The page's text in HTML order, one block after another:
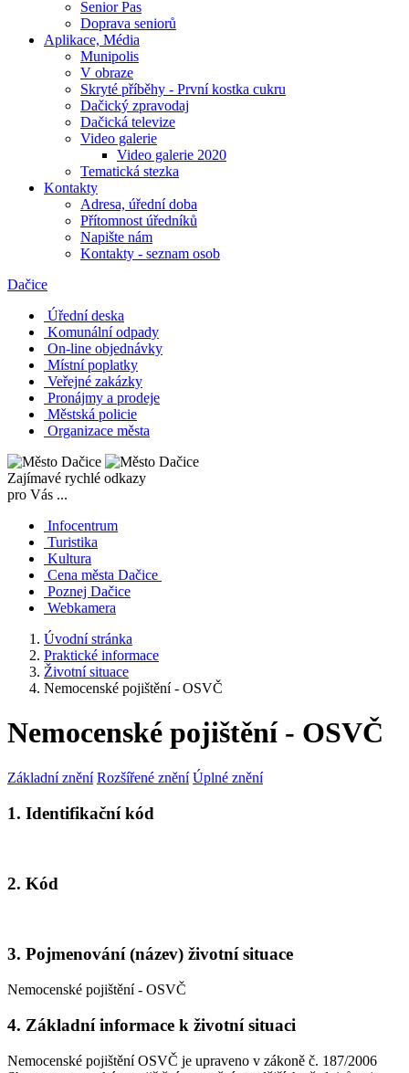
Senior Pas
Doprava seniorů
Aplikace, Média
Munipolis
V obraze
Skryté příběhy - První kostka cukru
Dačický zpravodaj
Dačická televize
Video galerie
Video galerie 2020
Tematická stezka
Kontakty
Adresa, úřední doba
Přítomnost úředníků
Napište nám
Kontakty - seznam osob
Dačice
Úřední deska
Komunální odpady
On-line objednávky
Místní poplatky
Veřejné zakázky
Pronájmy a prodeje
Městská policie
Organizace města
Zajímavé rychlé odkazy
pro Vás ...
Infocentrum
Turistika
Kultura
Cena města Dačice
Poznej Dačice
Webkamera
Úvodní stránka
Praktické informace
Životní situace
Nemocenské pojištění - OSVČ
Nemocenské pojištění - OSVČ
Základní znění Rozšířené znění Úplné znění
1. Identifikační kód
2. Kód
3. Pojmenování (název) životní situace
Nemocenské pojištění - OSVČ
4. Základní informace k životní situaci
Nemocenské pojištění OSVČ je upraveno v zákoně č. 187/2006